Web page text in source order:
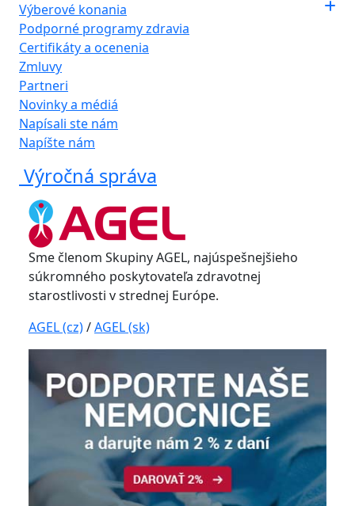
Výberové konania
Podporné programy zdravia
Certifikáty a ocenenia
Zmluvy
Partneri
Novinky a médiá
Napísali ste nám
Napíšte nám
Výročná správa
Sme členom Skupiny AGEL, najúspešnejšieho
súkromného poskytovateľa zdravotnej
starostlivosti v strednej Európe.
AGEL (cz)/AGEL (sk)